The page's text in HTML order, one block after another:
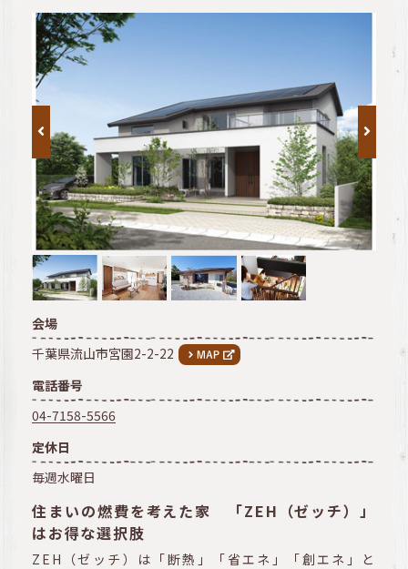
会場
千葉県流山市宮園2-2-22
電話番号
04-7158-5566
定休日
毎週水曜日
住まいの燃費を考えた家 「ZEH（ゼッチ）」
はお得な選択肢
ZEH（ゼッチ）は「断熱」「省エネ」「創エネ」と